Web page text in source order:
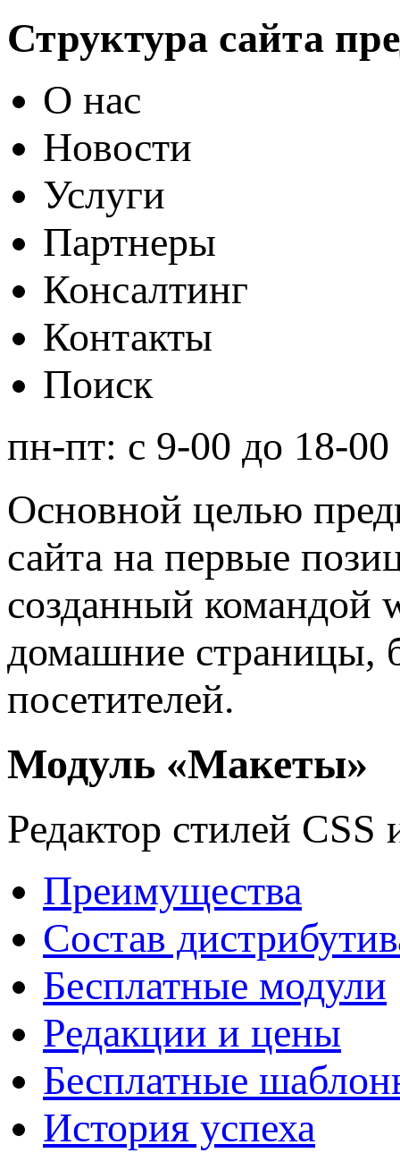
Структура сайта
О нас
Новости
Услуги
Партнеры
Консалтинг
Контакты
Поиск
пн-пт: с 9-00 до 18-00
Основной целью
сайта на первые
созданный командой
домашние страницы,
посетителей.
Модуль «Макеты»
Редактор стилей
Преимущества
Состав
Бесплатные модули
Редакции и цены
Бесплатные
История успеха